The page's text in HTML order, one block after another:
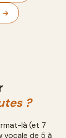
→
?
là (et 7
vocale de 5 à